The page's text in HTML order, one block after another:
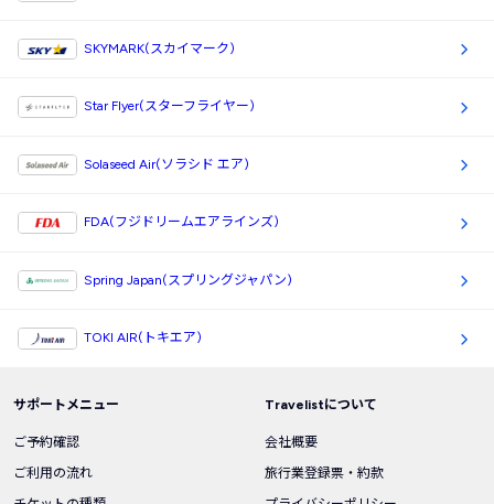
SKYMARK(スカイマーク)
Star Flyer(スターフライヤー)
Solaseed Air(ソラシド エア)
FDA(フジドリームエアラインズ)
Spring Japan(スプリングジャパン)
TOKI AIR(トキエア)
サポートメニュー
ご予約確認
ご利用の流れ
Travelistについて
会社概要
旅行業登録票・約款